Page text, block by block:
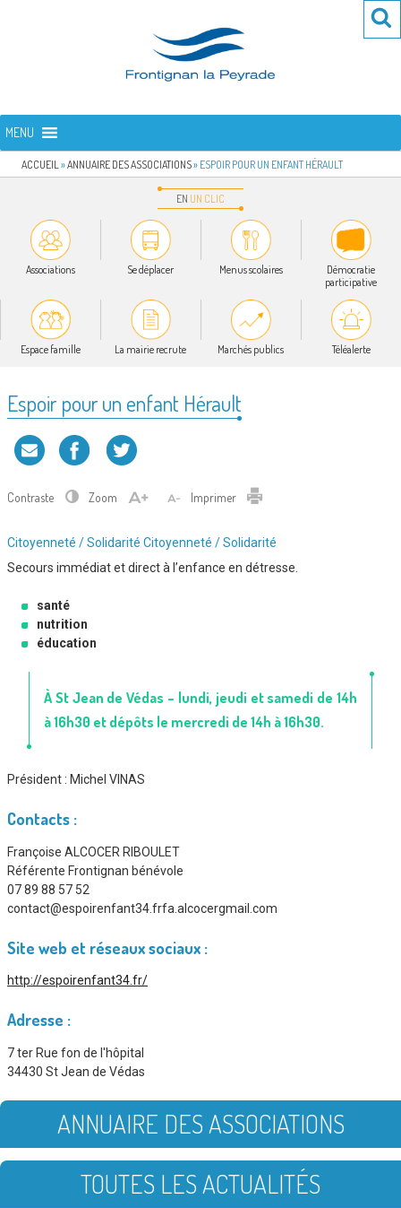
FRONTIGNAN LA PEYRADE
MENU
ACCUEIL »ANNUAIRE DES ASSOCIATIONS» ESPOIR POUR UN ENFANT HÉRAULT
EN UN CLIC
Associations Se déplacer Menus scolaires
Démocratie
participative
Espace famille La mairie recrute Marchés publics Téléalerte
Espoir pour un enfant Hérault
Contraste Zoom Imprimer
Type
d'association
Citoyenneté / Solidarité Citoyenneté / Solidarité
Secours immédiat et direct à l’enfance en détresse.
santé
nutrition
éducation
À St Jean de Védas – lundi, jeudi et samedi de 14h
à 16h30 et dépôts le mercredi de 14h à 16h30.
Président : Michel VINAS
Contacts :
Françoise ALCOCER RIBOULET
Référente Frontignan bénévole
07 89 88 57 52
contact@espoirenfant34.frfa.alcocergmail.com
Site web et réseaux sociaux :
http://espoirenfant34.fr/
Adresse :
7 ter Rue fon de l'hôpital
34430 St Jean de Védas
ANNUAIRE DES ASSOCIATIONS
TOUTES LES ACTUALITÉS